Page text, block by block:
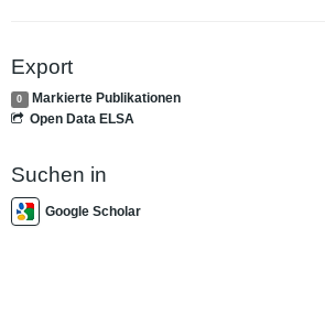
Export
0
Markierte Publikationen
Open Data ELSA
Suchen in
Google Scholar